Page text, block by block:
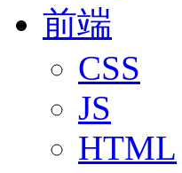
前端
CSS
JS
HTML